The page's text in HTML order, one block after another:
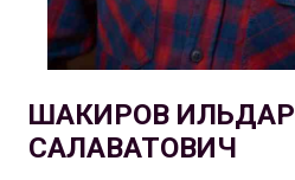
ШАКИРОВ ИЛЬДАР
САЛАВАТОВИЧ